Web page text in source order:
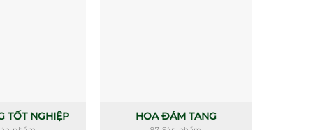
TỐT NGHIỆP HOA ĐÁM TANG